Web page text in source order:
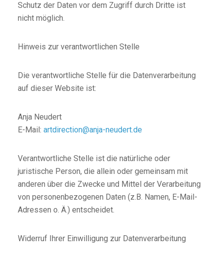
Schutz der Daten vor dem Zugriff durch Dritte ist
nicht möglich.
Hinweis zur verantwortlichen Stelle
Die verantwortliche Stelle für die Datenverarbeitung
auf dieser Website ist:
Anja Neudert
E-Mail: artdirection@anja-neudert.de
Verantwortliche Stelle ist die natürliche oder
juristische Person, die allein oder gemeinsam mit
anderen über die Zwecke und Mittel der Verarbeitung
von personenbezogenen Daten (z.B. Namen, E-Mail-
Adressen o. Ä.) entscheidet.
Widerruf Ihrer Einwilligung zur Datenverarbeitung